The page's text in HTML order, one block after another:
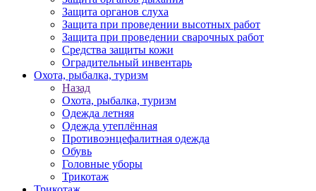
Защита органов слуха
Защита при проведении высотных работ
Защита при проведении сварочных работ
Средства защиты кожи
Оградительный инвентарь
Охота, рыбалка, туризм
Назад
Охота, рыбалка, туризм
Одежда летняя
Одежда утеплённая
Противоэнцефалитная одежда
Обувь
Головные уборы
Трикотаж